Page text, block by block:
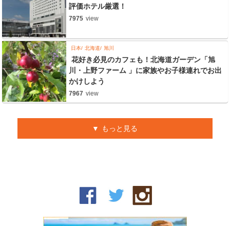
評価ホテル厳選！
7975 view
日本 北海道 旭川
花好き必見のカフェも！北海道ガーデン「旭
川・上野ファーム 」に家族やお子様連れでお出
かけしよう
7967 view
もっと見る